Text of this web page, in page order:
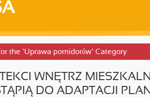
the ‘Uprawa pomidorów’ Category
WNĘTRZ
DO ADAPTACJI